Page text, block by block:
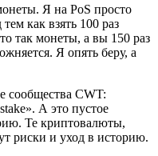
Я на PoS просто
как взять 100 раз
так монеты, а вы 150 раз
Я опять беру, а
сообщества CWT:
А это пустое
Те криптовалюты,
риски и уход в историю.